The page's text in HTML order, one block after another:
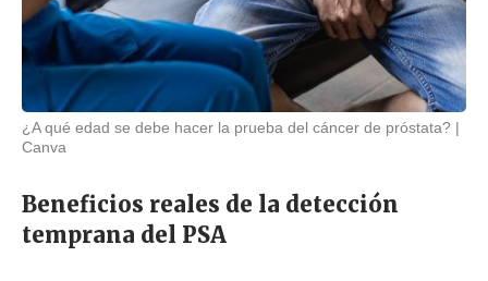
¿A qué edad se debe hacer la prueba del cáncer de próstata?
Canva
Beneficios reales de la detección
temprana del PSA